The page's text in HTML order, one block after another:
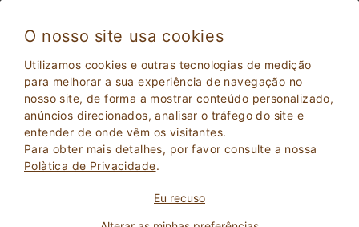
O nosso site usa cookies
Utilizamos cookies e outras tecnologias de medição
para melhorar a sua experiência de navegação no
nosso site, de forma a mostrar conteúdo personalizado,
anúncios direcionados, analisar o tráfego do site e
entender de onde vêm os visitantes.
Para obter mais detalhes, por favor consulte a nossa
Polà­tica de Privacidade.
Eu recuso